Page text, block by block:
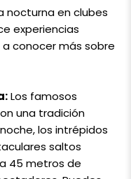
nocturna en clubes
experiencias
conocer más sobre
Los famosos
una tradición
los intrépidos
saltos
45 metros de